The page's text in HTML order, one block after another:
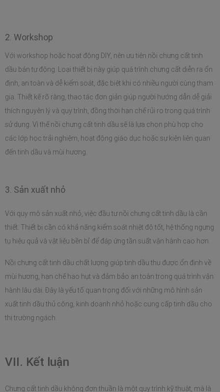
2. Workshop
Với workshop hoặc hoạt động DIY, nên ưu tiên nồi chưng cất tinh
dầu bán tự động. Loại thiết bị này giúp quá trình chưng cất diễn ra ổn
định, an toàn và dễ kiểm soát, đặc biệt khi có nhiều người cùng tham
gia. Thiết kế rõ ràng, thao tác đơn giản giúp người hướng dẫn dễ giải
thích nguyên lý và quy trình, đồng thời hạn chế rủi ro trong quá trình
sử dụng. Vì thế nồi chưng cất tinh dầu sẽ là lựa chọn phù hợp cho
các lớp học trải nghiệm, hoạt động giáo dục hoặc sự kiện liên quan
đến tinh dầu và mùi hương.
3. Sản xuất nhỏ
Với quy mô sản xuất nhỏ, việc đầu tư nồi chưng cất tinh dầu là cần
thiết. Thiết bị cần có khả năng kiểm soát nhiệt độ tốt, hệ thống ngưng
tụ hiệu quả và vật liệu bền bỉ để đáp ứng tần suất vận hành cao hơn.
Nồi chưng cất tinh dầu chất lượng giúp tinh dầu thu được ổn định về
mùi hương, hạn chế hao hụt và đảm bảo an toàn trong quá trình vận
hành lâu dài. Đây là yếu tố quan trọng đối với những mô hình sản
xuất tinh dầu thủ công, kinh doanh nhỏ hoặc cung cấp tinh dầu cho
thị trường ngách.
VII. Kết luận
Chưng cất tinh dầu không đơn thuần là một quy trình kỹ thuật, mà là